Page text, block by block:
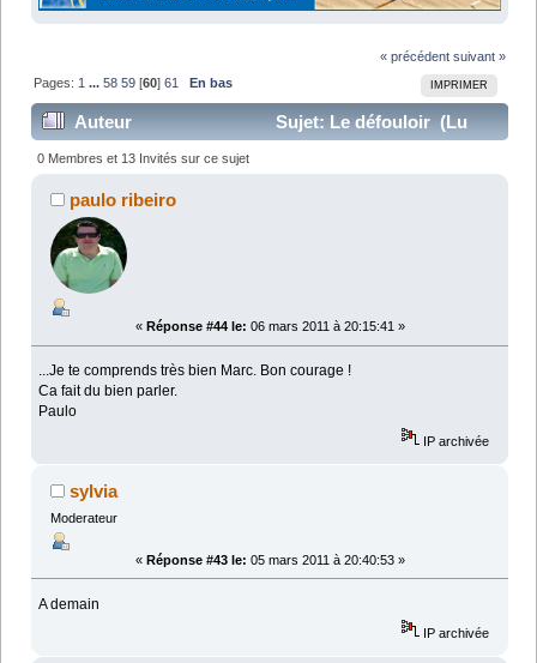
« précédent suivant »
IMPRIMER
Pages: 1 ...58 59 [60]61 En bas
Auteur
Sujet: Le défouloir (Lu
1283273 fois)
0 Membres et 13 Invités sur ce sujet
paulo ribeiro
« Réponse #44 le: 06 mars 2011 à 20:15:41 »
...Je te comprends très bien Marc. Bon courage !
Ca fait du bien parler.
Paulo
IP archivée
sylvia
Moderateur
« Réponse #43 le: 05 mars 2011 à 20:40:53 »
A demain
IP archivée